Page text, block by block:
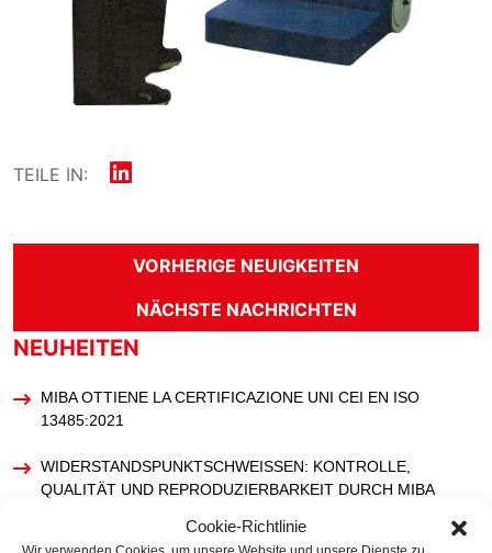
Cookie-Richtlinie
TEILE IN:
VORHERIGE NEUIGKEITEN
NÄCHSTE NACHRICHTEN
NEUHEITEN
MIBA OTTIENE LA CERTIFICAZIONE UNI CEI EN ISO
13485:2021
WIDERSTANDSPUNKTSCHWEISSEN: KONTROLLE, Q
UALITÄT UND REPRODUZIERBARKEIT DURCH MIBA
KATEGORIEN